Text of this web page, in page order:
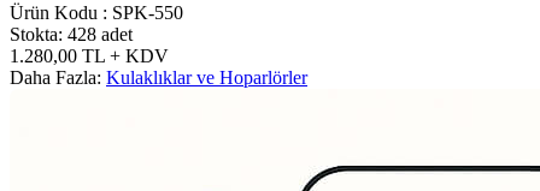
Ürün Kodu : SPK-550
Stokta: 428 adet
1.280,00 TL + KDV
Daha Fazla: Kulaklıklar ve Hoparlörler